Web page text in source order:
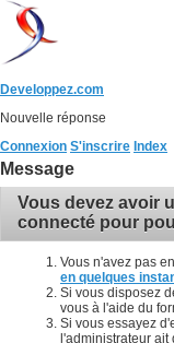
Developpez.com
Nouvelle réponse
Connexion S'inscrire Index
Message
Vous devez avoir
connecté pour
Vous n'avez pas
en quelques
Si vous disposez
vous à l'aide du
Si vous essayez
l'administrateur ait